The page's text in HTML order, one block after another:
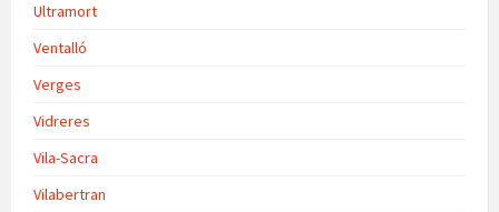
Ultramort
Ventalló
Verges
Vidreres
Vila-Sacra
Vilabertran